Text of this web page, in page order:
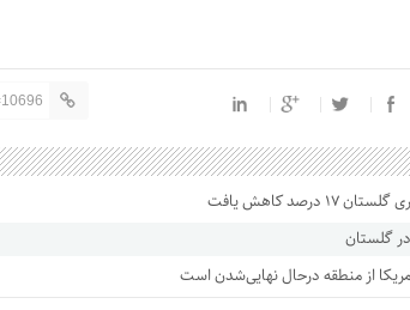
کاهش یافت
از منطقه درحال نهایی‌شدن است